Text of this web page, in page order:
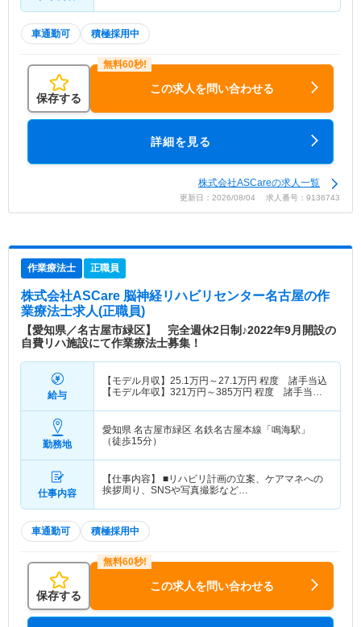
車通勤可 積極採用中
保存する
この求人を問い合わせる
詳細を見る
株式会社ASCareの求人一覧
更新日：2026/08/04 求人番号：9136743
作業療法士 正職員
株式会社ASCare 脳神経リハビリセンター名古屋の作
業療法士求人(正職員)
【愛知県／名古屋市緑区】 完全週休2日制♪2022年9月開設の
自費リハ施設にて作業療法士募集！
給与
【モデル月収】 25.1万円～27.1万円 程度 諸手当込
【モデル年収】 321万円～385万円 程度 諸手当・
勤務地
愛知県 名古屋市緑区 名鉄名古屋本線「鳴海駅」
（徒歩15分）
仕事内容
【仕事内容】 ■リハビリ計画の立案、ケアマネへの
挨拶周り、SNSや写真撮影など…
車通勤可 積極採用中
保存する
この求人を問い合わせる